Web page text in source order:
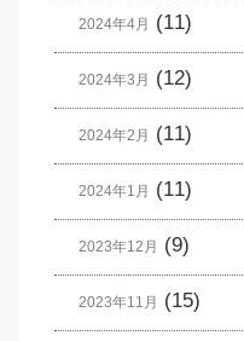
2024年4月 (11)
2024年3月 (12)
2024年2月 (11)
2024年1月 (11)
2023年12月 (9)
2023年11月 (15)